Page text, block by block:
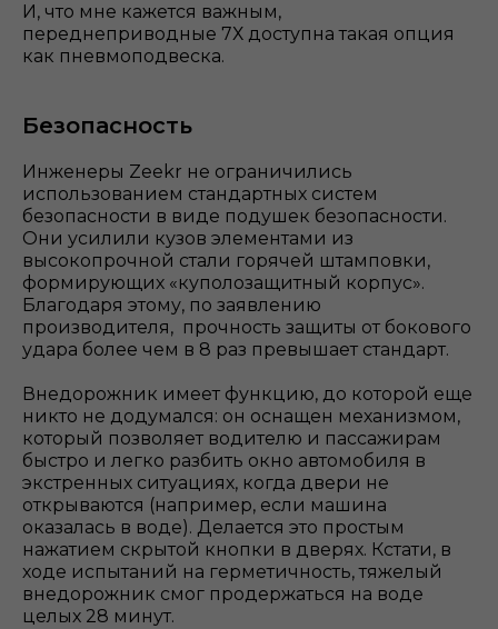
И, что мне кажется важным,
переднеприводные 7Х доступна такая опция
как пневмоподвеска.
Безопасность
Инженеры Zeekr не ограничились
использованием стандартных систем
безопасности в виде подушек безопасности.
Они усилили кузов элементами из
высокопрочной стали горячей штамповки,
формирующих «куполозащитный корпус».
Благодаря этому, по заявлению
производителя, прочность защиты от бокового
удара более чем в 8 раз превышает стандарт.
Внедорожник имеет функцию, до которой еще
никто не додумался: он оснащен механизмом,
который позволяет водителю и пассажирам
быстро и легко разбить окно автомобиля в
экстренных ситуациях, когда двери не
открываются (например, если машина
оказалась в воде). Делается это простым
нажатием скрытой кнопки в дверях. Кстати, в
ходе испытаний на герметичность, тяжелый
внедорожник смог продержаться на воде
целых 28 минут.